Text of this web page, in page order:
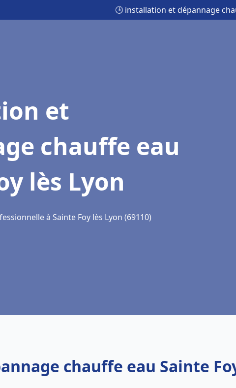
🕒 installation et dépannage
et
chauffe eau
lès Lyon
à Sainte Foy lès Lyon (69110)
chauffe eau Sainte